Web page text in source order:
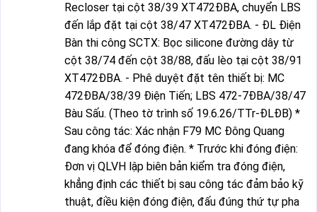
Recloser tại cột 38/39 XT472ĐBA, chuyển LBS
đến lắp đặt tại cột 38/47 XT472ĐBA. - ĐL Điện
Bàn thi công SCTX: Bọc silicone đường dây từ
cột 38/74 đến cột 38/88, đấu lèo tại cột 38/91
XT472ĐBA. - Phê duyệt đặt tên thiết bị: MC
472ĐBA/38/39 Điện Tiến; LBS 472-7ĐBA/38/47
Bàu Sấu. (Theo tờ trình số 19.6.26/TTr-ĐLĐB) *
Sau công tác: Xác nhận F79 MC Đông Quang
đang khóa để đóng điện. * Trước khi đóng điện:
Đơn vị QLVH lập biên bản kiểm tra đóng điện,
khẳng định các thiết bị sau công tác đảm bảo kỹ
thuật, điều kiện đóng điện, đấu đúng thứ tự pha